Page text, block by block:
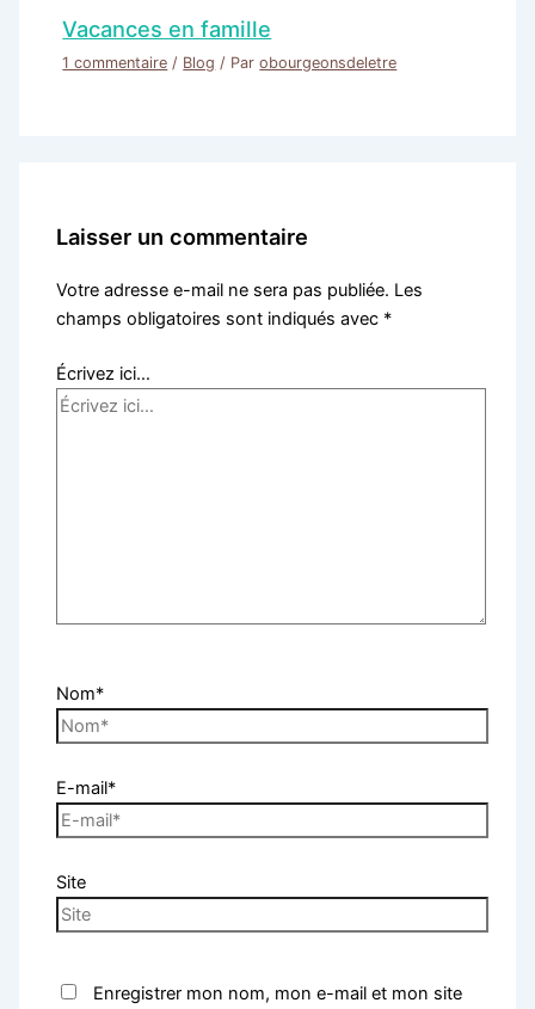
Vacances en famille
1 commentaire / Blog / Parobourgeonsdeletre
Laisser un commentaire
Votre adresse e-mail ne sera pas publiée. Les
champs obligatoires sont indiqués avec *
Écrivez ici…
Nom*
E-mail*
Site
Enregistrer mon nom, mon e-mail et mon site